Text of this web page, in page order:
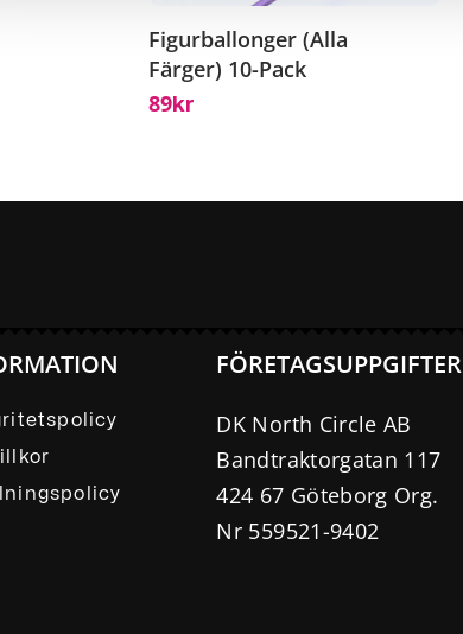
Figurballonger (Alla
Färger) 10-Pack
89Kr
FÖRETAGSUPPGIFTER
DK North Circle AB
Bandtraktorgatan 117
424 67 Göteborg Org.
Nr 559521-9402